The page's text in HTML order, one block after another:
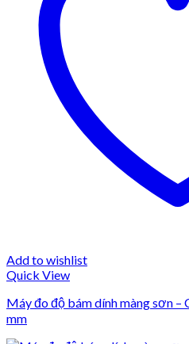
Add to wishlist
Quick View
Máy đo độ bám dính màng sơn –
mm